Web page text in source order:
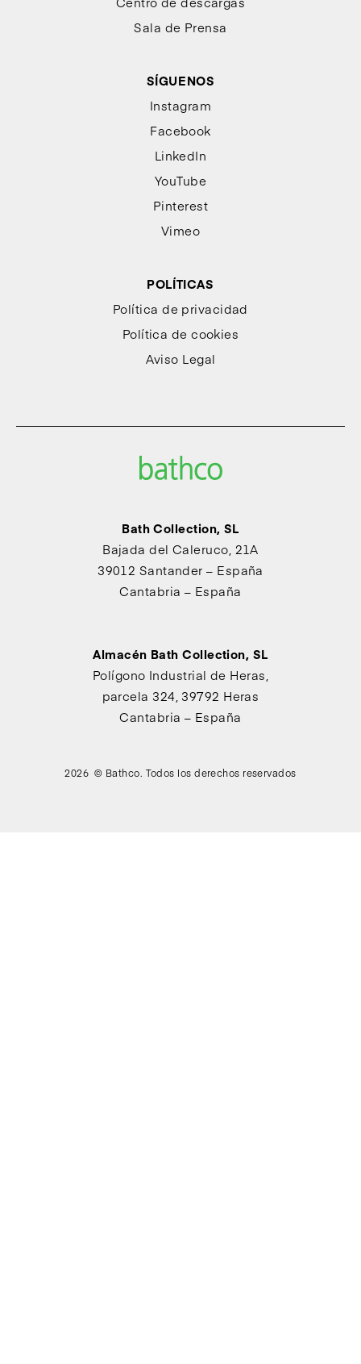
Sala de Prensa
SÍGUENOS
Instagram
Facebook
LinkedIn
YouTube
Pinterest
Vimeo
POLÍTICAS
Política de privacidad
Política de cookies
Aviso Legal
Bath Collection, SL
Bajada del Caleruco, 21A
39012 Santander – España
Cantabria – España
Almacén Bath Collection, SL
Polígono Industrial de Heras,
parcela 324, 39792 Heras
Cantabria – España
2026 © Bathco. Todos los derechos reservados